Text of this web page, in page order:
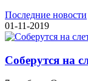
Последние новости
01-11-2019
Соберутся на